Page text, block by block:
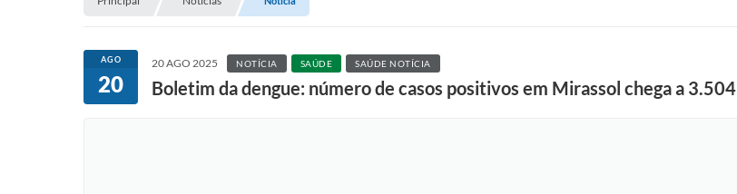
AGO
20
20 AGO 2025 NOTÍCIA SAÚDE SAÚDE NOTÍCIA
Boletim da dengue: número de casos positivos em Mirassol chega a 3.504